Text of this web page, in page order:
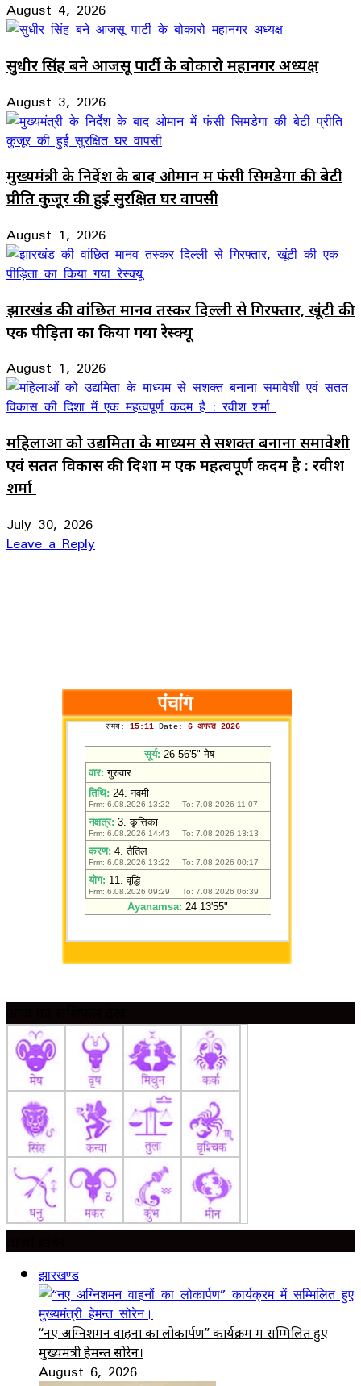
August 4, 2026
सुधीर सिंह बने आजसू पार्टी के बोकारो महानगर अध्यक्ष
August 3, 2026
मुख्यमंत्री के निर्देश के बाद ओमान में फंसी सिमडेगा की बेटी
प्रीति कुजूर की हुई सुरक्षित घर वापसी
August 1, 2026
झारखंड की वांछित मानव तस्कर दिल्ली से गिरफ्तार, खूंटी की
एक पीड़िता का किया गया रेस्क्यू
August 1, 2026
महिलाओं को उद्यमिता के माध्यम से सशक्त बनाना समावेशी
एवं सतत विकास की दिशा में एक महत्वपूर्ण कदम है : रवीश
शर्मा
July 30, 2026
Leave a Reply
झारखण्ड
“नए अग्निशमन वाहनों का लोकार्पण” कार्यक्रम में सम्मिलित हुए
मुख्यमंत्री हेमन्त सोरेन।
August 6, 2026